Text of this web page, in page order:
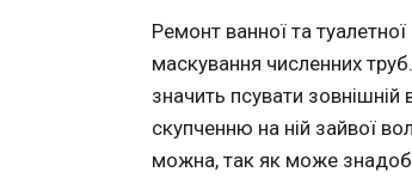
Ремонт ванної та
маскування численних
значить псувати
скупченню на ній зайвої
можна, так як може